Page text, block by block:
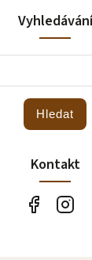
Vyhledávání
Hledat
Kontakt